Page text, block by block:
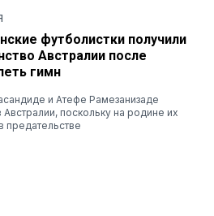
футболистки получили
Австралии после
гимн
и Атефе Рамезанизаде
Австралии, поскольку на родине их
предательстве